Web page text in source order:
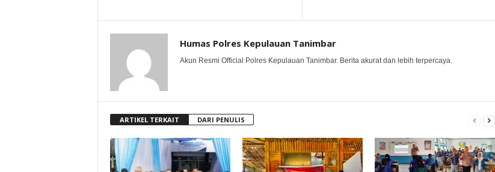
Humas Polres Kepulauan Tanimbar
Akun Resmi Official Polres Kepulauan Tanimbar. Berita akurat dan lebih terpercaya.
ARTIKEL TERKAIT DARI PENULIS